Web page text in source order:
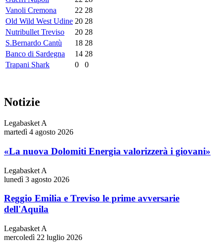
Vanoli Cremona
22 28
Old Wild West Udine 20 28
Nutribullet Treviso
20 28
S.Bernardo Cantù
18 28
Banco di Sardegna
14 28
Trapani Shark
0 0
Notizie
Legabasket A
martedì 4 agosto 2026
«La nuova Dolomiti Energia valorizzerà i giovani»
Legabasket A
lunedì 3 agosto 2026
Reggio Emilia e Treviso le prime avversarie
dell'Aquila
Legabasket A
mercoledì 22 luglio 2026